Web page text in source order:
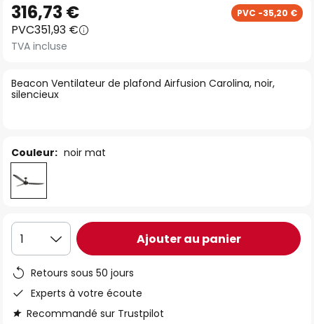
to
the
beginning
the
images
Beacon Ventilateur de plafond Airfusion Carolina, noir,
silencieux
316,73 € PVC -35,20 €
PVC351,93 €
TVA incluse
Couleur: noir mat
1 Ajouter au panier
Retours sous 50 jours
Experts à votre écoute
Recommandé sur Trustpilot